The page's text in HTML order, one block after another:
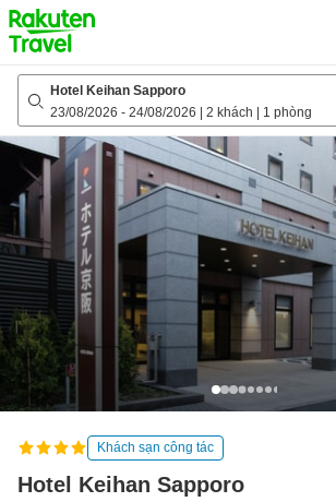
to
top
page
Hotel Keihan Sapporo
23/08/2026 - 24/08/2026 2 khách 1 phòng
Khách sạn công tác
Hotel Keihan Sapporo